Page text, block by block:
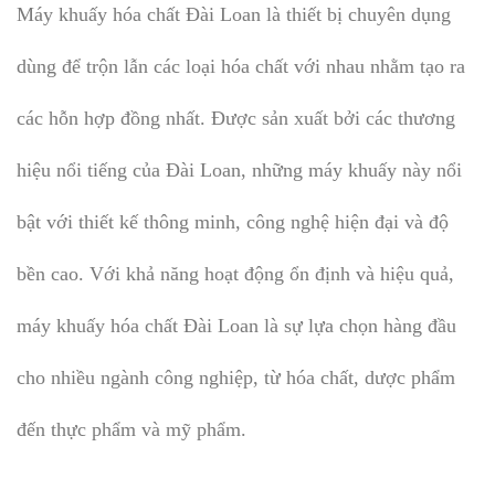
Máy khuấy hóa chất Đài Loan là thiết bị chuyên dụng
dùng để trộn lẫn các loại hóa chất với nhau nhằm tạo ra
các hỗn hợp đồng nhất. Được sản xuất bởi các thương
hiệu nổi tiếng của Đài Loan, những máy khuấy này nổi
bật với thiết kế thông minh, công nghệ hiện đại và độ
bền cao. Với khả năng hoạt động ổn định và hiệu quả,
máy khuấy hóa chất Đài Loan là sự lựa chọn hàng đầu
cho nhiều ngành công nghiệp, từ hóa chất, dược phẩm
đến thực phẩm và mỹ phẩm.